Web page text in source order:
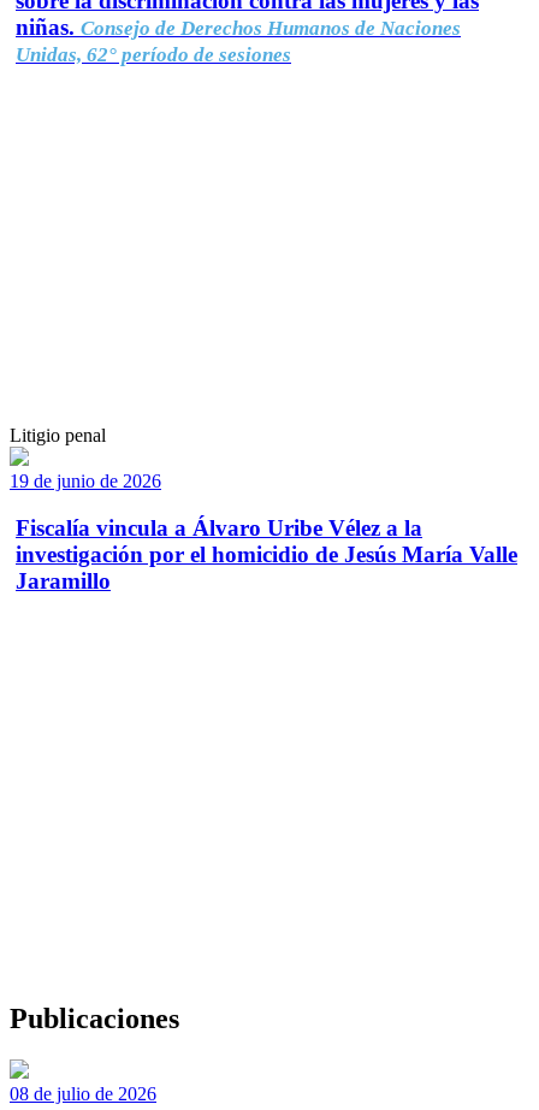
niñas. Consejo de Derechos Humanos de Naciones
Unidas, 62° período de sesiones
Litigio penal
19 de junio de 2026
Fiscalía vincula a Álvaro Uribe Vélez a la
investigación por el homicidio de Jesús María Valle
Jaramillo
Publicaciones
08 de julio de 2026